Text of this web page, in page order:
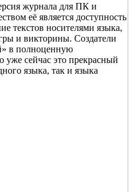
журнала для ПК и
её является доступность
текстов носителями языка,
и викторины. Создатели
в полноценную
уже сейчас это прекрасный
языка, так и языка